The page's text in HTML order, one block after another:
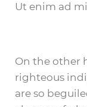
Ut enim ad
On the other
righteous
are so